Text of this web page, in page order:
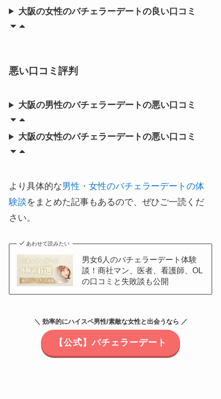
大阪の女性のバチェラーデートの良い口コミ
悪い口コミ評判
大阪の男性のバチェラーデートの悪い口コミ
大阪の女性のバチェラーデートの悪い口コミ
より具体的な男性・女性のバチェラーデートの体
験談をまとめた記事もあるので、ぜひご一読くだ
さい。
あわせて読みたい
男女6人のバチェラーデート体験
談！商社マン、医者、看護師、OL
の口コミと失敗談も公開
＼ 効率的にハイスペ男性/素敵な女性と出会うなら ／
【公式】バチェラーデート